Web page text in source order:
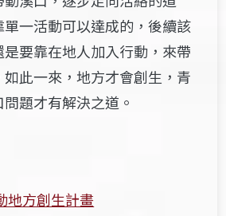
一活動可以達成的，後續該
要靠在地人加入行動，來帶
此一來，地方才會創生，青
問題才有解決之道。
地方創生計畫